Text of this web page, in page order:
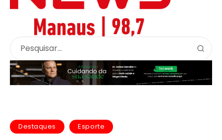
Destaques Esporte